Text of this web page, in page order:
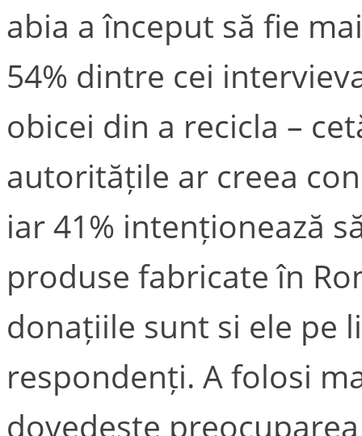
abia a început să fie
54% dintre cei
obicei din a recicla –
autoritățile ar creea
iar 41% intenționează
produse fabricate în
donațiile sunt si ele pe
respondenți. A folosi
dovedește